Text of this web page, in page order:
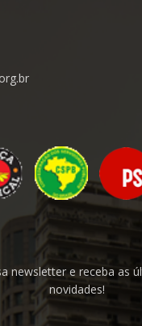
newsletter e receba as
novidades!